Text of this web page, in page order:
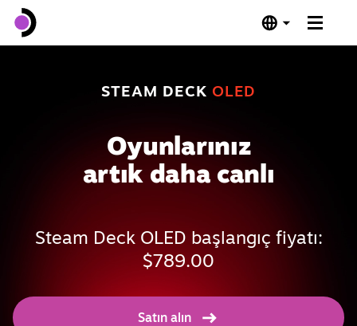
Teknik Özellikler
STEAM DECK OLED
Oyunlarınız
artık daha canlı
Steam Deck OLED başlangıç fiyatı:
$789.00
Satın alın